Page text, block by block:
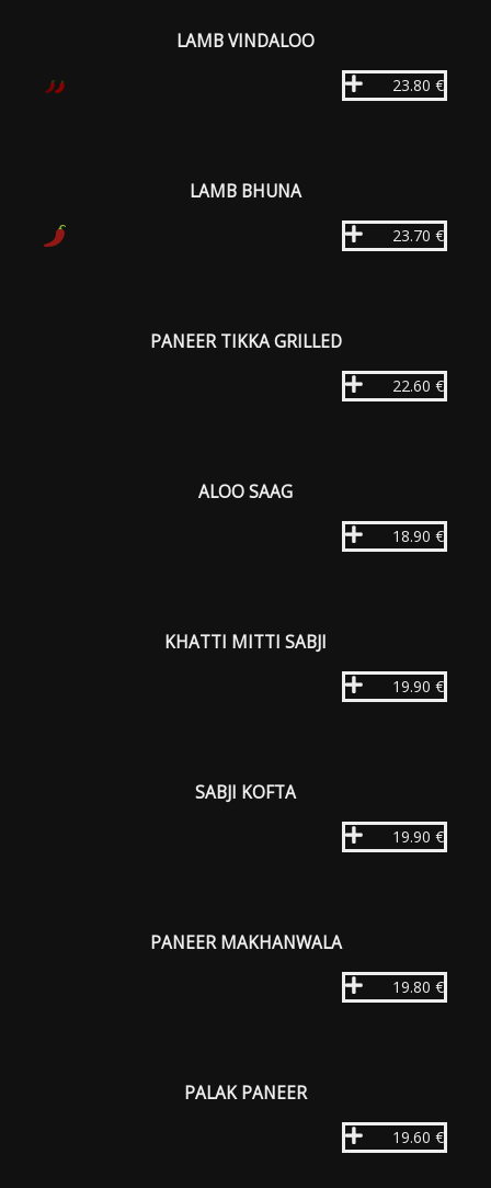
LAMB VINDALOO
23.80 €
LAMB BHUNA
23.70 €
PANEER TIKKA GRILLED
22.60 €
ALOO SAAG
18.90 €
KHATTI MITTI SABJI
19.90 €
SABJI KOFTA
19.90 €
PANEER MAKHANWALA
19.80 €
PALAK PANEER
19.60 €